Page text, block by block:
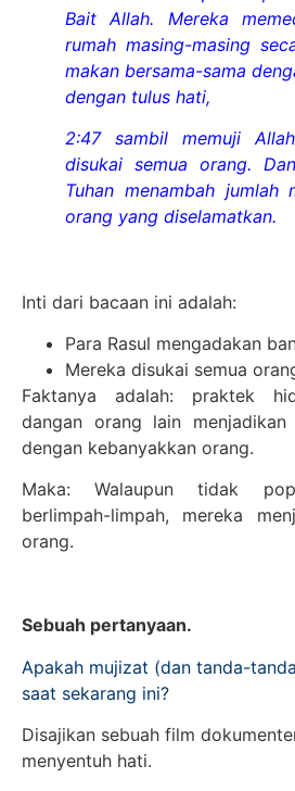
Bait Allah. Mereka
rumah masing-masing
makan bersama-sama
dengan tulus hati,
2:47 sambil memuji
disukai semua orang.
Tuhan menambah jumlah
orang yang diselamatkan.
Inti dari bacaan ini adalah:
Para Rasul mengadakan
Mereka disukai semua
Faktanya adalah: praktek
dangan orang lain
dengan kebanyakkan orang.
Maka: Walaupun tidak
berlimpah-limpah, mereka
orang.
Sebuah pertanyaan.
Apakah mujizat (dan tanda-
saat sekarang ini?
Disajikan sebuah film
menyentuh hati.